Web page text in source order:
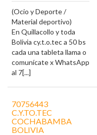
(Ocio y Deporte /
Material deportivo)
En Quillacollo y toda
Bolivia cy.t.o.tec a 50 bs
cada una tableta llama o
comunícate x WhatsApp
al 7[...]
70756443
C.Y.TO.TEC
COCHABAMBA
BOLIVIA